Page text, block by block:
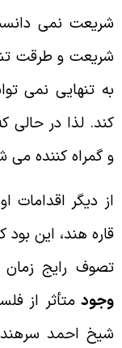
نمی
و طرقت
تنهایی نمی
لذا در حالی
گمراه کننده می
دیگر اقدامات
هند، این بود
رایج زمان
متأثر از
احمد